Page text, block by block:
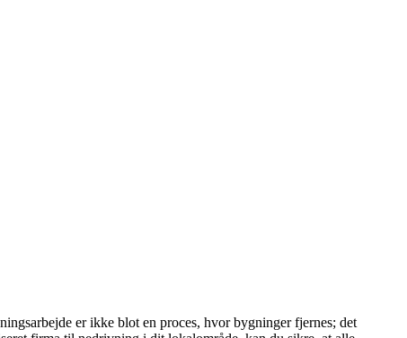
er ikke blot en proces, hvor bygninger fjernes; det